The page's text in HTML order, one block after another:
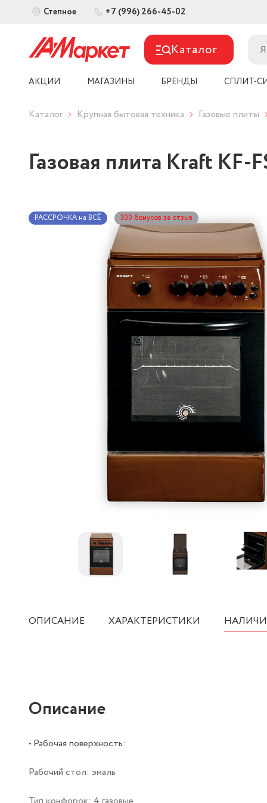
Степное +7 (996) 266-45-02
Каталог
АКЦИИ МАГАЗИНЫ БРЕНДЫ СПЛИТ-
Каталог Крупная бытовая техника Газовые плиты
Газовая плита Kraft
РАССРОЧКА на ВСЁ 300 бонусов за отзыв
ОПИСАНИЕ ХАРАКТЕРИСТИКИ
Описание
• Рабочая поверхность:
Рабочий стол: эмаль